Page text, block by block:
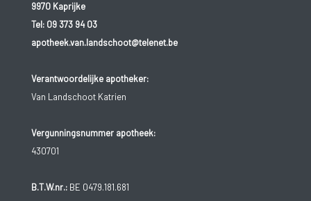
9970 Kaprijke
Tel: 09 373 94 03
apotheek.van.landschoot@telenet.be
Verantwoordelijke apotheker:
Van Landschoot Katrien
Vergunningsnummer apotheek:
430701
B.T.W.nr.:BE 0479.181.681